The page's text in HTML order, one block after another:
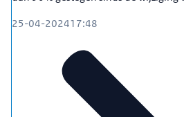
25-04-202417:48